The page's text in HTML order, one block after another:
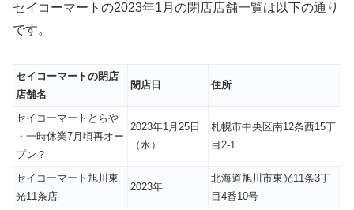
セイコーマートの2023年1月の閉店店舗一覧は以下の通り
です。
セイコーマートの閉店
店舗名
閉店日 住所
セイコーマートとらや
・一時休業7月頃再オー
プン？
2023年1月25日
（水）
札幌市中央区南12条西15丁
目2-1
セイコーマート旭川東
光11条店
2023年
北海道旭川市東光11条3丁
目4番10号